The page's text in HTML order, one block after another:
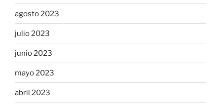
agosto 2023
julio 2023
junio 2023
mayo 2023
abril 2023